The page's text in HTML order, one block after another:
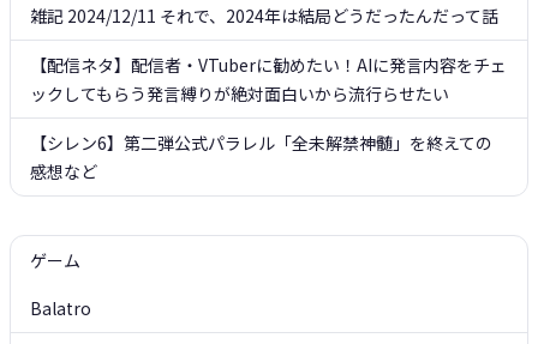
雑記 2024/12/11 それで、2024年は結局どうだったんだって話
【配信ネタ】配信者・VTuberに勧めたい！AIに発言内容をチェ
ックしてもらう発言縛りが絶対面白いから流行らせたい
【シレン6】第二弾公式パラレル「全未解禁神髄」を終えての
感想など
ゲーム
Balatro